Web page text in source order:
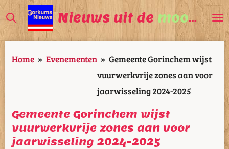
Ga
direct
naar
de
Nieuws uit de mooiste
Home » Evenementen » Gemeente Gorinchem wijst
vuurwerkvrije zones aan voor
jaarwisseling 2024-2025
Gemeente Gorinchem wijst
vuurwerkvrije zones aan voor
jaarwisseling 2024-2025